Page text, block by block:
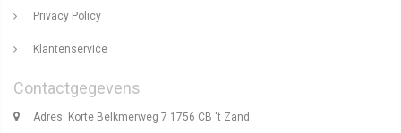
Privacy Policy
Klantenservice
Contactgegevens
Adres: Korte Belkmerweg 7 1756 CB 't Zand